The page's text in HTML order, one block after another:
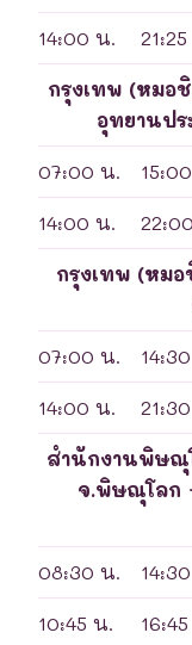
14:00 น. 21:25
กรุงเทพ (หมอ
อุทยานปร
07:00 น. 15:00
14:00 น. 22:00
กรุงเทพ (หม
07:00 น. 14:30
14:00 น. 21:30
สำนักงานพิษณุ
จ.พิษณุโลก
08:30 น. 14:30
10:45 น. 16:45